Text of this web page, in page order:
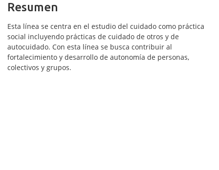
Resumen
Esta línea se centra en el estudio del cuidado como práctica
social incluyendo prácticas de cuidado de otros y de
autocuidado. Con esta línea se busca contribuir al
fortalecimiento y desarrollo de autonomía de personas,
colectivos y grupos.